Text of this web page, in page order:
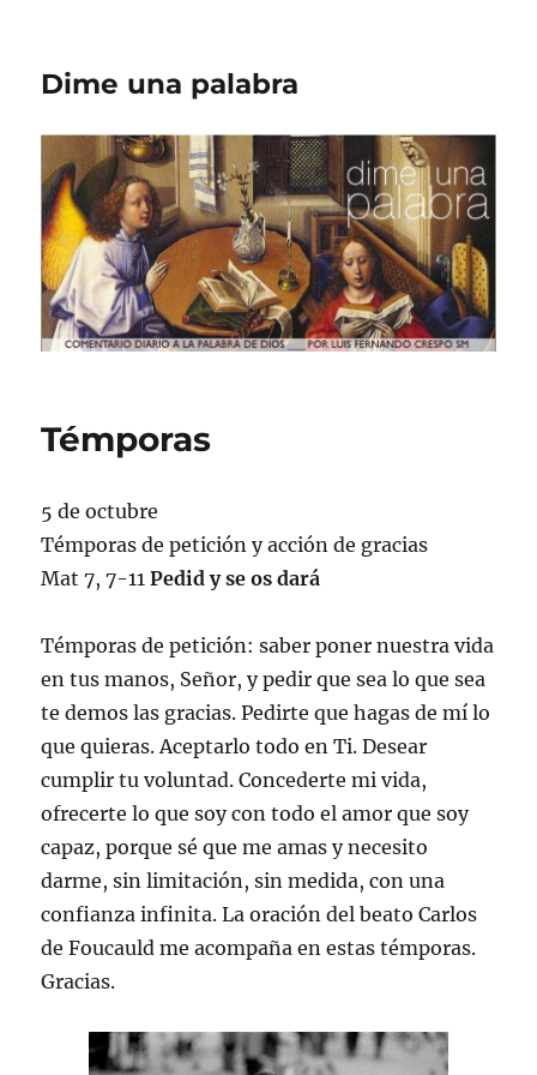
Dime una palabra
Témporas
5 de octubre
Témporas de petición y acción de gracias
Mat 7, 7-11Pedid y se os dará
Témporas de petición: saber poner nuestra vida
en tus manos, Señor, y pedir que sea lo que sea
te demos las gracias. Pedirte que hagas de mí lo
que quieras. Aceptarlo todo en Ti. Desear
cumplir tu voluntad. Concederte mi vida,
ofrecerte lo que soy con todo el amor que soy
capaz, porque sé que me amas y necesito
darme, sin limitación, sin medida, con una
confianza infinita. La oración del beato Carlos
de Foucauld me acompaña en estas témporas.
Gracias.